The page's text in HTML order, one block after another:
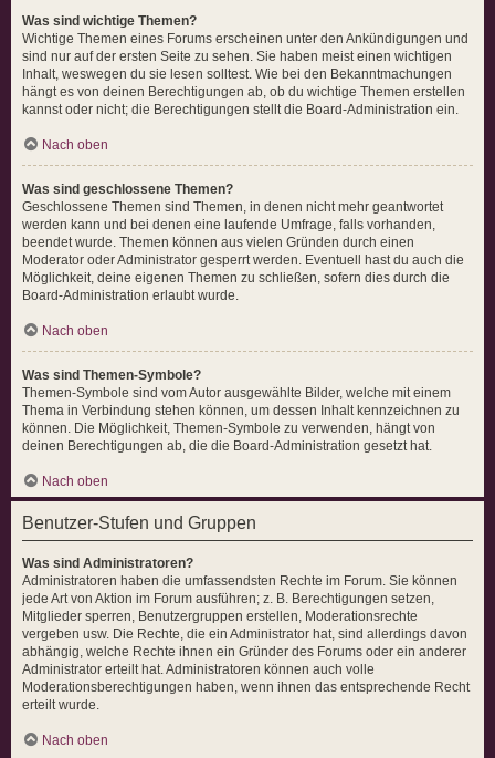
Was sind wichtige Themen?
Wichtige Themen eines Forums erscheinen unter den Ankündigungen und
sind nur auf der ersten Seite zu sehen. Sie haben meist einen wichtigen
Inhalt, weswegen du sie lesen solltest. Wie bei den Bekanntmachungen
hängt es von deinen Berechtigungen ab, ob du wichtige Themen erstellen
kannst oder nicht; die Berechtigungen stellt die Board-Administration ein.
Nach oben
Was sind geschlossene Themen?
Geschlossene Themen sind Themen, in denen nicht mehr geantwortet
werden kann und bei denen eine laufende Umfrage, falls vorhanden,
beendet wurde. Themen können aus vielen Gründen durch einen
Moderator oder Administrator gesperrt werden. Eventuell hast du auch die
Möglichkeit, deine eigenen Themen zu schließen, sofern dies durch die
Board-Administration erlaubt wurde.
Nach oben
Was sind Themen-Symbole?
Themen-Symbole sind vom Autor ausgewählte Bilder, welche mit einem
Thema in Verbindung stehen können, um dessen Inhalt kennzeichnen zu
können. Die Möglichkeit, Themen-Symbole zu verwenden, hängt von
deinen Berechtigungen ab, die die Board-Administration gesetzt hat.
Nach oben
Benutzer-Stufen und Gruppen
Was sind Administratoren?
Administratoren haben die umfassendsten Rechte im Forum. Sie können
jede Art von Aktion im Forum ausführen; z. B. Berechtigungen setzen,
Mitglieder sperren, Benutzergruppen erstellen, Moderationsrechte
vergeben usw. Die Rechte, die ein Administrator hat, sind allerdings davon
abhängig, welche Rechte ihnen ein Gründer des Forums oder ein anderer
Administrator erteilt hat. Administratoren können auch volle
Moderationsberechtigungen haben, wenn ihnen das entsprechende Recht
erteilt wurde.
Nach oben